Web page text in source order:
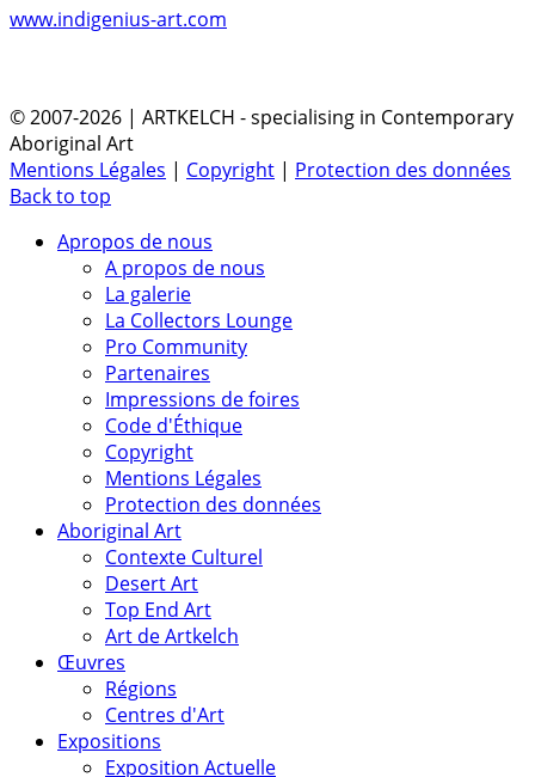
www.indigenius-art.com
© 2007-2026 | ARTKELCH - specialising in Contemporary
Aboriginal Art
Mentions Légales | Copyright | Protection des données
Back to top
Apropos de nous
A propos de nous
La galerie
La Collectors Lounge
Pro Community
Partenaires
Impressions de foires
Code d'Éthique
Copyright
Mentions Légales
Protection des données
Aboriginal Art
Contexte Culturel
Desert Art
Top End Art
Art de Artkelch
Œuvres
Régions
Centres d'Art
Expositions
Exposition Actuelle